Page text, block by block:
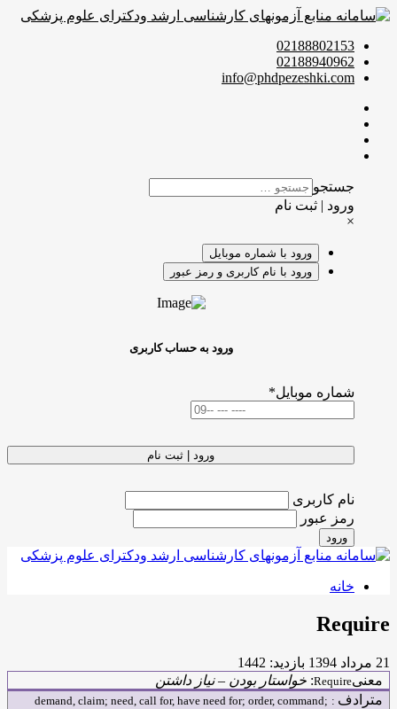
02188802153
02188940962
info@phdpezeshki.com
جستجو
ورود | ثبت نام
×
ورود با شماره موبایل
ورود با نام کاربری و رمز عبور
ورود به حساب کاربری
شماره موبایل*
ورود | ثبت نام
نام کاربری
رمز عبور
ورود
خانه
Require
21 مرداد 1394
بازدید: 1442
معنیRequire
: خواستار بودن–نیاز داشتن
مترادف :
demand, claim; need, call for, have need for; order, command;